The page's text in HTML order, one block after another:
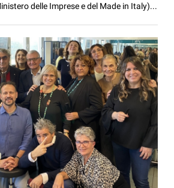
delle Imprese e del Made in Italy)...